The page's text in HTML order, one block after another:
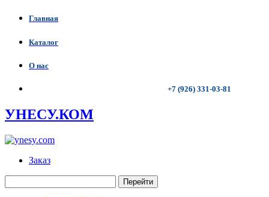
Главная
Каталог
О нас
+7 (926) 331-03-81
УНЕСУ.КОМ
Заказ
Перейти